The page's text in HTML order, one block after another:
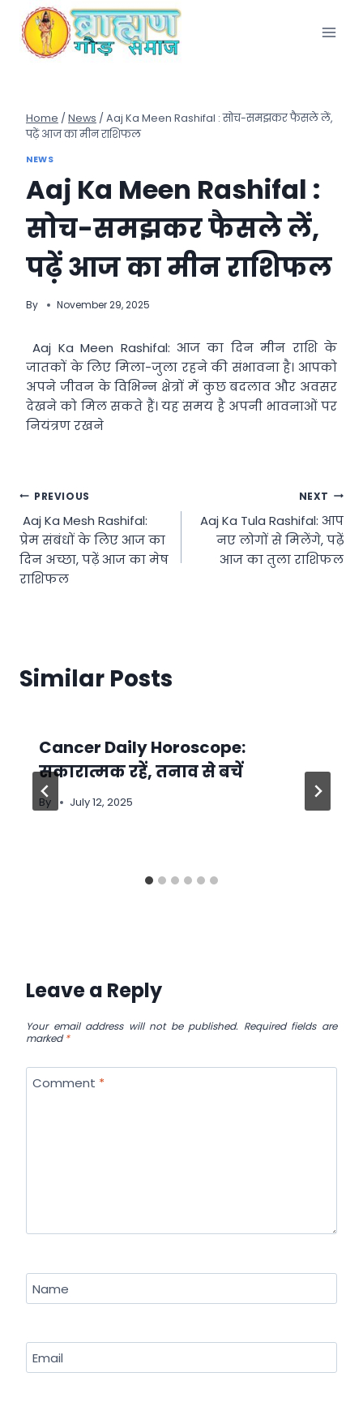
content
Home / News / Aaj Ka Meen Rashifal : सोच-समझकर फैसले लें,
पढ़ें आज का मीन राशिफल
NEWS
Aaj Ka Meen Rashifal :
सोच-समझकर फैसले लें,
पढ़ें आज का मीन राशिफल
By November 29, 2025
Aaj Ka Meen Rashifal: आज का दिन मीन राशि के
जातकों के लिए मिला-जुला रहने की संभावना है। आपको
अपने जीवन के विभिन्न क्षेत्रों में कुछ बदलाव और अवसर
देखने को मिल सकते हैं। यह समय है अपनी भावनाओं पर
नियंत्रण रखने
Post
navigation
PREVIOUS
Aaj Ka Mesh Rashifal:
प्रेम संबंधों के लिए आज का
दिन अच्छा, पढ़ें आज का मेष
राशिफल
NEXT
Aaj Ka Tula Rashifal: आप
नए लोगों से मिलेंगे, पढ़ें
आज का तुला राशिफल
Similar Posts
Cancer Daily Horoscope:
सकारात्मक रहें, तनाव से बचें
By July 12, 2025
Leave a Reply
Your email address will not be published. Required fields are
marked*
Comment *
Name
Email